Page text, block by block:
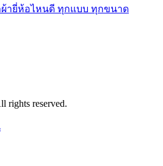
ายี่ห้อไหนดี ทุกแบบ ทุกขนาด
rights reserved.